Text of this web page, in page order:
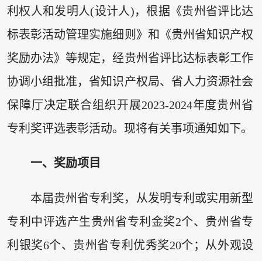
利权人和发明人(设计人)，根据《贵州省评比达
标表彰活动管理实施细则》和《贵州省知识产权
奖励办法》等规定，经贵州省评比达标表彰工作
协调小组批准，省知识产权局、省人力资源社会
保障厅决定联合组织开展2023-2024年度贵州省
专利奖评选表彰活动。现将有关事项通知如下。
一、奖励项目
本届贵州省专利奖，从发明专利或实用新型
专利中评选产生贵州省专利金奖2个、贵州省专
利银奖6个、贵州省专利优秀奖20个；从外观设